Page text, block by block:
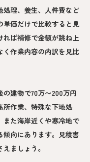
処理、養生、人件費など
単価だけで比較すると見
れば補修で金額が跳ね上
く作業内容の内訳を見比
建物で70万〜200万円
所作業、特殊な下地処
また海岸近くや寒冷地で
向にあります。見積書
ましょう。